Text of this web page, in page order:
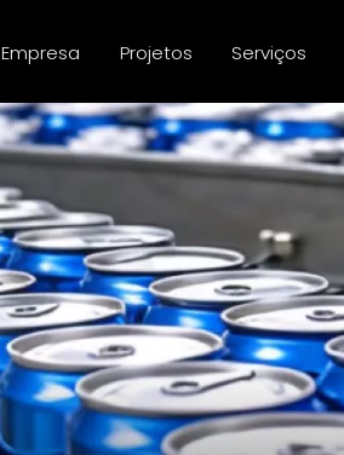
Empresa Projetos Serviços